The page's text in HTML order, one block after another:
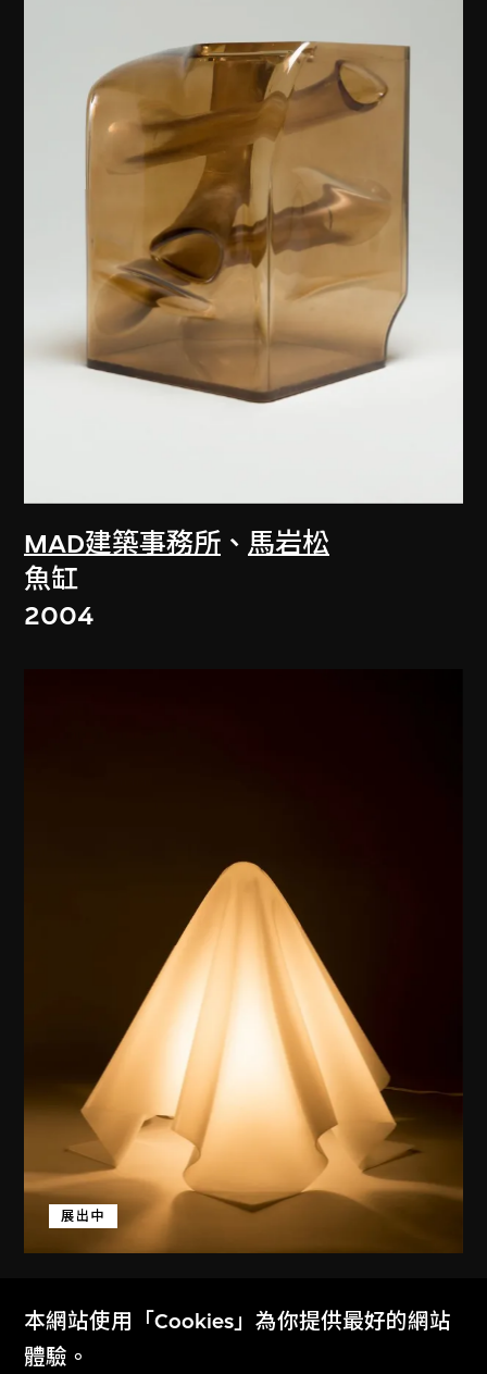
MAD建築事務所 、 馬岩松
魚缸
2004
展出中
燈（Oba-Q）
1972
本網站使用「Cookies」為你提供最好的網站
體驗。